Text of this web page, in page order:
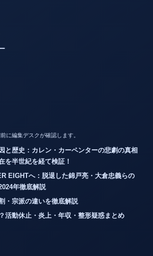
に編集デスクが確認します。
と歴史：カレン・カーペンターの悲劇の真相
を半世紀を経て検証！
EIGHTへ：脱退した錦戸亮・大倉忠義らの
年徹底解説
・宗派の違いを徹底解説
活動休止・炎上・年収・整形疑惑まとめ